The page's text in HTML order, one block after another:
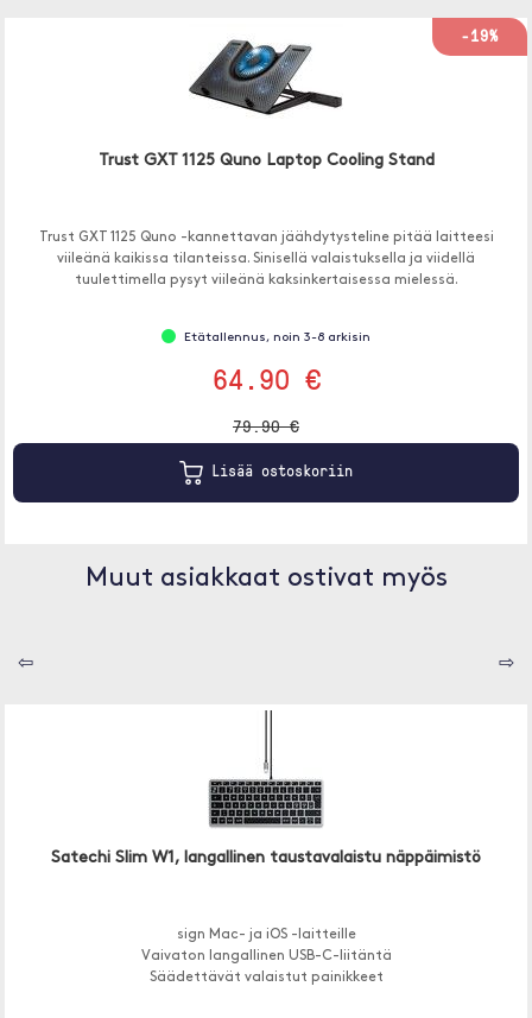
-19%
Trust GXT 1125 Quno Laptop Cooling Stand
Trust GXT 1125 Quno -kannettavan jäähdytysteline pitää laitteesi
viileänä kaikissa tilanteissa. Sinisellä valaistuksella ja viidellä
tuulettimella pysyt viileänä kaksinkertaisessa mielessä.
Etätallennus, noin 3-8 arkisin
64.90 €
79.90 €
Lisää ostoskoriin
Muut asiakkaat ostivat myös
⇦ ⇨
Satechi Slim W1, langallinen taustavalaistu näppäimistö
sign Mac- ja iOS -laitteille
Vaivaton langallinen USB-C-liitäntä
Säädettävät valaistut painikkeet